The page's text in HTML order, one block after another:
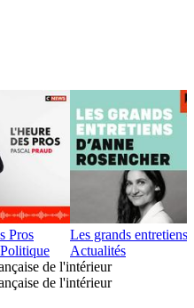
Pros
Les grands
Actualités
de l'intérieur
de l'intérieur